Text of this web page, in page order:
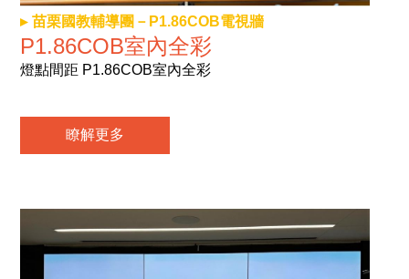
苗栗國教輔導團－P1.86COB電視牆
P1.86COB室內全彩
燈點間距 P1.86COB室內全彩
瞭解更多